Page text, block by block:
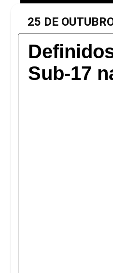
25 DE
Sub-17